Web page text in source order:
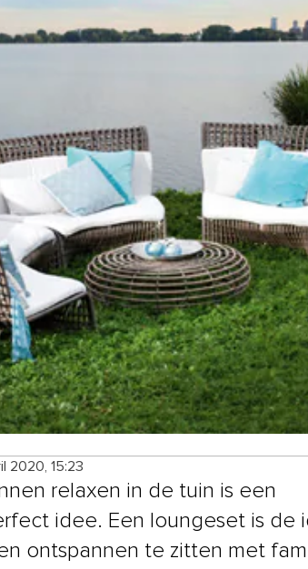
2020, 15:23
relaxen in de tuin is een
idee. Een loungeset is de
ontspannen te zitten met